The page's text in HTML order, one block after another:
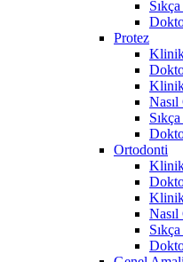
Protez
Ortodonti